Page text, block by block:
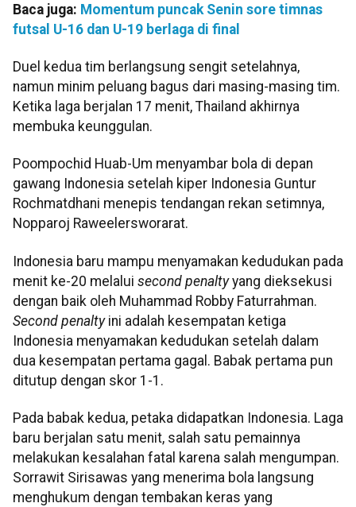
Baca juga: Momentum puncak Senin sore timnas
futsal U-16 dan U-19 berlaga di final
Duel kedua tim berlangsung sengit setelahnya,
namun minim peluang bagus dari masing-masing tim.
Ketika laga berjalan 17 menit, Thailand akhirnya
membuka keunggulan.
Poompochid Huab-Um menyambar bola di depan
gawang Indonesia setelah kiper Indonesia Guntur
Rochmatdhani menepis tendangan rekan setimnya,
Nopparoj Raweelersworarat.
Indonesia baru mampu menyamakan kedudukan pada
menit ke-20 melalui second penaltyyang dieksekusi
dengan baik oleh Muhammad Robby Faturrahman.
Second penaltyini adalah kesempatan ketiga
Indonesia menyamakan kedudukan setelah dalam
dua kesempatan pertama gagal. Babak pertama pun
ditutup dengan skor 1-1.
Pada babak kedua, petaka didapatkan Indonesia. Laga
baru berjalan satu menit, salah satu pemainnya
melakukan kesalahan fatal karena salah mengumpan.
Sorrawit Sirisawas yang menerima bola langsung
menghukum dengan tembakan keras yang